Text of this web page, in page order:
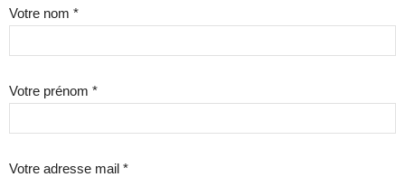
Votre nom *
Votre prénom *
Votre adresse mail *